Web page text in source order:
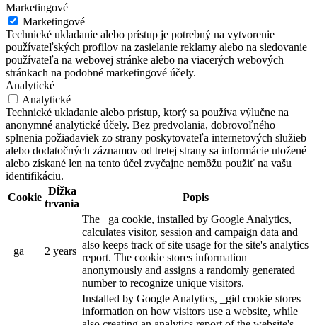
Marketingové
Marketingové
Technické ukladanie alebo prístup je potrebný na vytvorenie
používateľských profilov na zasielanie reklamy alebo na sledovanie
používateľa na webovej stránke alebo na viacerých webových
stránkach na podobné marketingové účely.
Analytické
Analytické
Technické ukladanie alebo prístup, ktorý sa používa výlučne na
anonymné analytické účely. Bez predvolania, dobrovoľného
splnenia požiadaviek zo strany poskytovateľa internetových služieb
alebo dodatočných záznamov od tretej strany sa informácie uložené
alebo získané len na tento účel zvyčajne nemôžu použiť na vašu
identifikáciu.
Cookie
Dĺžka
trvania
Popis
_ga 2 years
The _ga cookie, installed by Google Analytics,
calculates visitor, session and campaign data and
also keeps track of site usage for the site's analytics
report. The cookie stores information
anonymously and assigns a randomly generated
number to recognize unique visitors.
Installed by Google Analytics, _gid cookie stores
information on how visitors use a website, while